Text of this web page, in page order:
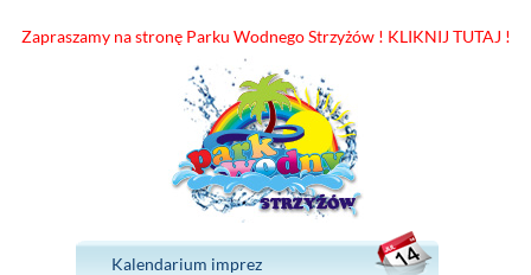
Zapraszamy na stronę Parku Wodnego Strzyżów ! KLIKNIJ TUTAJ !
Kalendarium imprez